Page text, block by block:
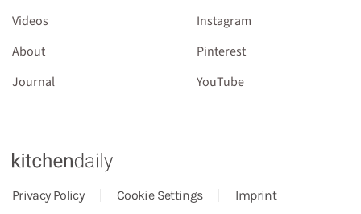
Videos
About
Journal
Instagram
Pinterest
YouTube
Privacy Policy Cookie Settings Imprint